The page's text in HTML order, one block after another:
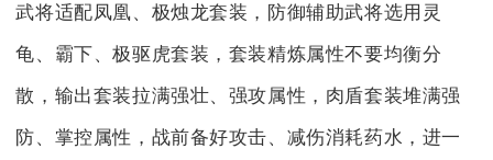
武将适配凤凰、极烛龙套装，防御辅助武将选用灵
龟、霸下、极驱虎套装，套装精炼属性不要均衡分
散，输出套装拉满强壮、强攻属性，肉盾套装堆满强
防、掌控属性，战前备好攻击、减伤消耗药水，进一